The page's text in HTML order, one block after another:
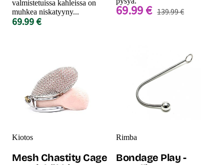
valmistetuissa kahleissa on
muhkea niskatyyny...
69.99 €
69.99 € 139.99 €
Kiotos
Mesh Chastity Cage
Rimba
Bondage Play -